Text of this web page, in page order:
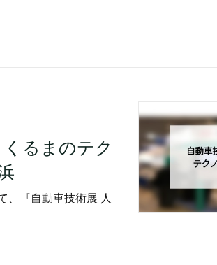
るまのテク
、『自動車技術展 人